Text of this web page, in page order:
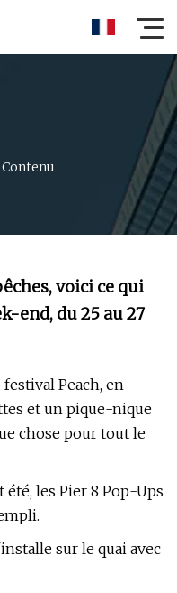
Contenu
voici ce qui
end, du 25 au 27
Peach, en
et un pique-nique
chose pour tout le
les Pier 8 Pop-Ups
sur le quai avec